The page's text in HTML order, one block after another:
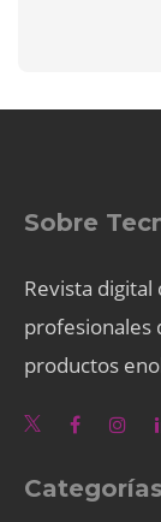
Sobre
Revista
profesionales
productos
Categorías